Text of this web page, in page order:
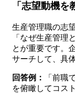
「志望動機を
生産管理職の志
「なぜ生産管理
とが重要です。
サーチして、具
回答例：
「前職
を俯瞰してコス